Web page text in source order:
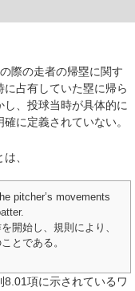
の際の走者の帰塁に関す
占有していた塁に帰ら
、 投球当時が具体的に
に定義されていない。
、
pitcher’s movements
開始し、規則により、
とである。
項に示されているワ